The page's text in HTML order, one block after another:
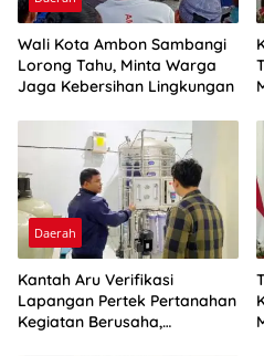
Wali Kota Ambon Sambangi
Lorong Tahu, Minta Warga
Jaga Kebersihan Lingkungan
Daerah
Kantah Aru Verifikasi
Lapangan Pertek Pertanahan
Kegiatan Berusaha,